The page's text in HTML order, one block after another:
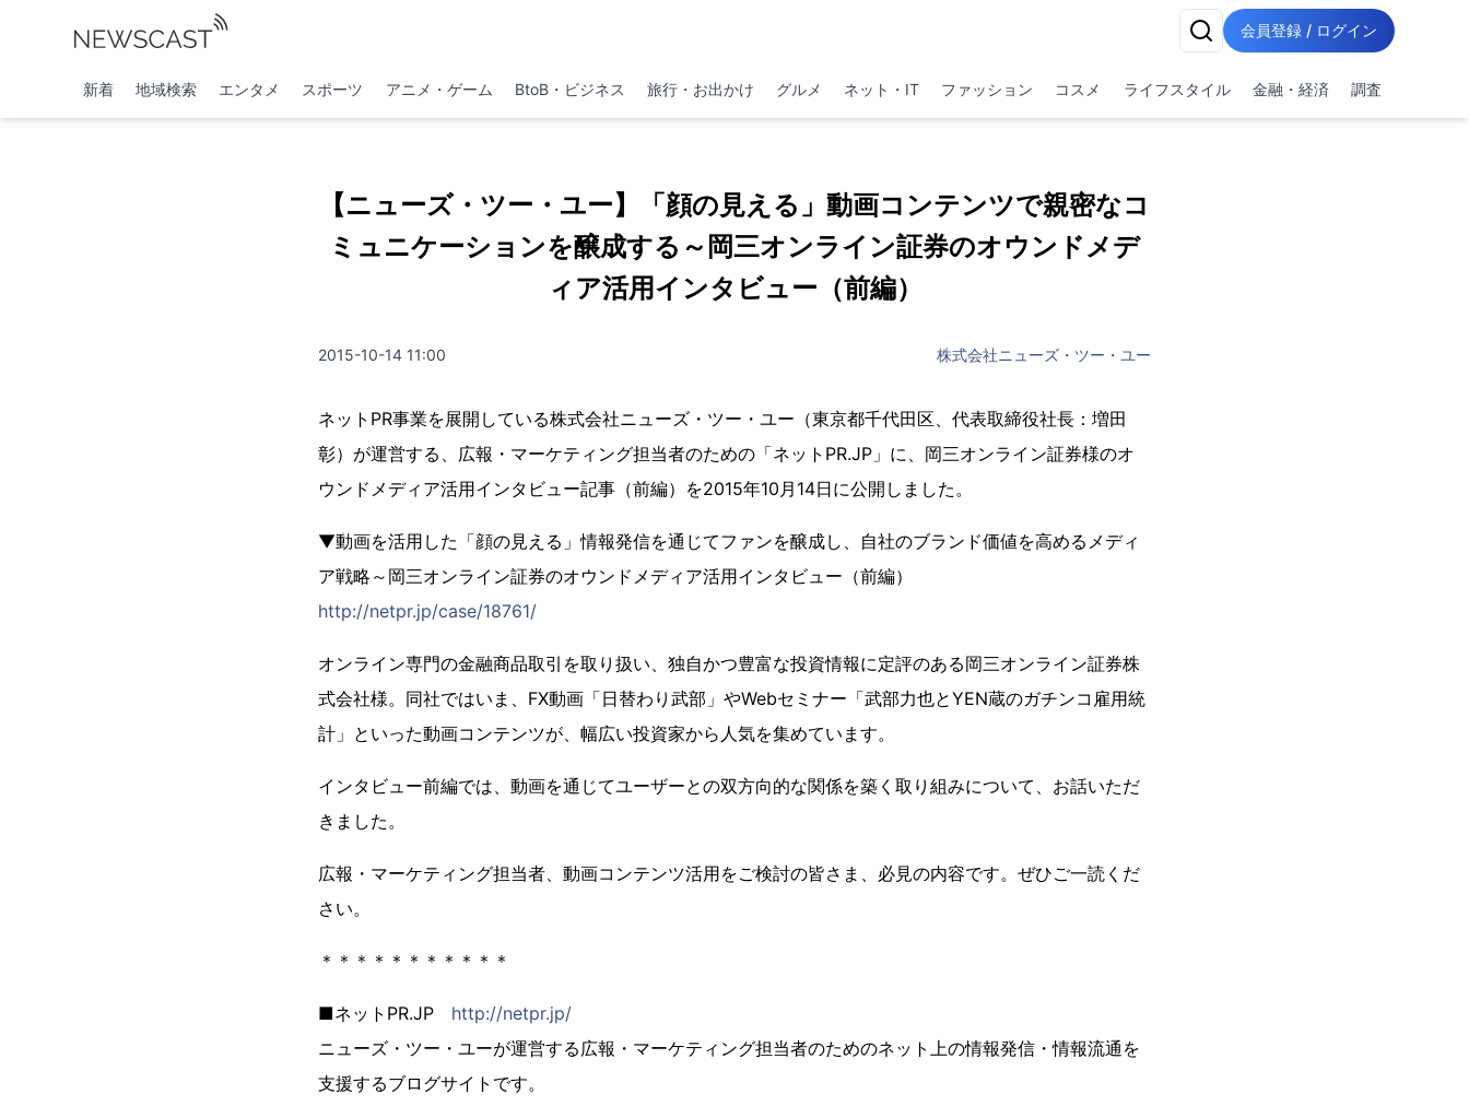
会員登録 / ログイン
新着 地域検索 エンタメ スポーツ アニメ・ゲーム BtoB・ビジネス 旅行・お出かけ グルメ ネット・IT ファッション コスメ ライフスタイル 金融・経済 調査
【ニューズ・ツー・ユー】「顔の見える」動画コンテンツで親密なコ
ミュニケーションを醸成する～岡三オンライン証券のオウンドメデ
ィア活用インタビュー（前編）
2015-10-14 11:00 株式会社ニューズ・ツー・ユー
ネットPR事業を展開している株式会社ニューズ・ツー・ユー（東京都千代田区、代表取締役社長：増田
彰）が運営する、広報・マーケティング担当者のための「ネットPR.JP」に、岡三オンライン証券様のオ
ウンドメディア活用インタビュー記事（前編）を2015年10月14日に公開しました。
▼動画を活用した「顔の見える」情報発信を通じてファンを醸成し、自社のブランド価値を高めるメディ
ア戦略～岡三オンライン証券のオウンドメディア活用インタビュー（前編）
http://netpr.jp/case/18761/
オンライン専門の金融商品取引を取り扱い、独自かつ豊富な投資情報に定評のある岡三オンライン証券株
式会社様。同社ではいま、FX動画「日替わり武部」やWebセミナー「武部力也とYEN蔵のガチンコ雇用統
計」といった動画コンテンツが、幅広い投資家から人気を集めています。
インタビュー前編では、動画を通じてユーザーとの双方向的な関係を築く取り組みについて、お話いただ
きました。
広報・マーケティング担当者、動画コンテンツ活用をご検討の皆さま、必見の内容です。ぜひご一読くだ
さい。
＊＊＊＊＊＊＊＊＊＊＊
■ネットPR.JP http://netpr.jp/
ニューズ・ツー・ユーが運営する広報・マーケティング担当者のためのネット上の情報発信・情報流通を
支援するブログサイトです。